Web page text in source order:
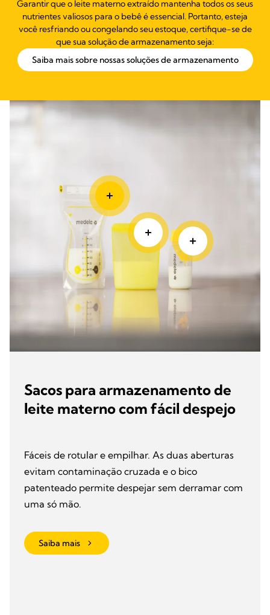
Garantir que o leite materno extraído mantenha todos os seus
nutrientes valiosos para o bebê é essencial. Portanto, esteja
você resfriando ou congelando seu estoque, certifique-se de
que sua solução de armazenamento seja:
Saiba mais sobre nossas soluções de armazenamento
Sacos para armazenamento de
leite materno com fácil despejo
Fáceis de rotular e empilhar. As duas aberturas
evitam contaminação cruzada e o bico
patenteado permite despejar sem derramar com
uma só mão.
Saiba mais